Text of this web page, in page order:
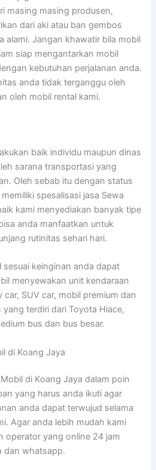
masing masing produsen,
dari aki atau ban gembos
alami. Jangan khawatir bila mobil
siap mengantarkan mobil
kebutuhan perjalanan anda.
anda tidak terganggu oleh
oleh mobil rental kami.
baik individu maupun dinas
sarana transportasi yang
Oleh sebab itu dengan status
spesalisasi jasa Sewa
kami menyediakan banyak tipe
anda manfaatkan untuk
rutinitas sehari hari.
sesuai keinginan anda dapat
menyewakan unit kendaraan
car, SUV car, mobil premium dan
terdiri dari Toyota Hiace,
bus dan bus besar.
di Koang Jaya
di Koang Jaya dalam poin
yang harus anda ikuti agar
anda dapat terwujud selama
Agar anda lebih mudah kami
operator yang online 24 jam
dan whatsapp.